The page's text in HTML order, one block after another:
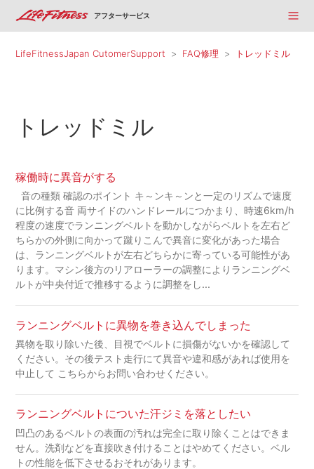
アフターサービス
LifeFitnessJapan CutomerSupport FAQ修理 トレッドミル
トレッドミル
稼働時に異音がする
音の種類 確認のポイント キ～ンキ～ンと一定のリズムで速度
に比例する音 両サイドのハンドレールにつかまり、時速6km/h
程度の速度でランニングベルトを動かしながらベルトを左右ど
ちらかの外側に向かって蹴りこんで異音に変化があった場合
は、ランニングベルトが左右どちらかに寄っている可能性があ
ります。マシン後方のリアローラーの調整によりランニングベ
ルトが中央付近で推移するように調整をし...
ランニングベルトに異物を巻き込んでしまった
異物を取り除いた後、目視でベルトに損傷がないかを確認して
ください。その後テスト走行にて異音や違和感があれば使用を
中止して こちらからお問い合わせください。
ランニングベルトについた汗ジミを落としたい
凹凸のあるベルトの表面の汚れは完全に取り除くことはできま
せん。洗剤などを直接吹き付けることはやめてください。ベル
トの性能を低下させるおそれがあります。